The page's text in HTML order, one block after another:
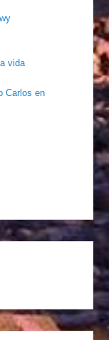
vida
Carlos en